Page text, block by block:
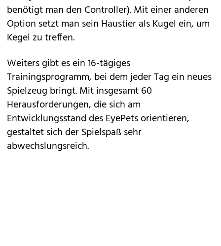
benötigt man den Controller). Mit einer anderen
Option setzt man sein Haustier als Kugel ein, um
Kegel zu treffen.
Weiters gibt es ein 16-tägiges
Trainingsprogramm, bei dem jeder Tag ein neues
Spielzeug bringt. Mit insgesamt 60
Herausforderungen, die sich am
Entwicklungsstand des EyePets orientieren,
gestaltet sich der Spielspaß sehr
abwechslungsreich.